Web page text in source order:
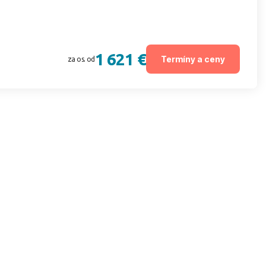
za os. od 1 621 € Termíny a ceny